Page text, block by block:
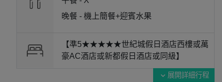
晚餐 - 機上簡餐+迎賓水果
【準5★★★★★世紀城假日酒店西樓或萬
豪AC酒店或新都假日酒店或同級】
expand_more 展開詳細行程